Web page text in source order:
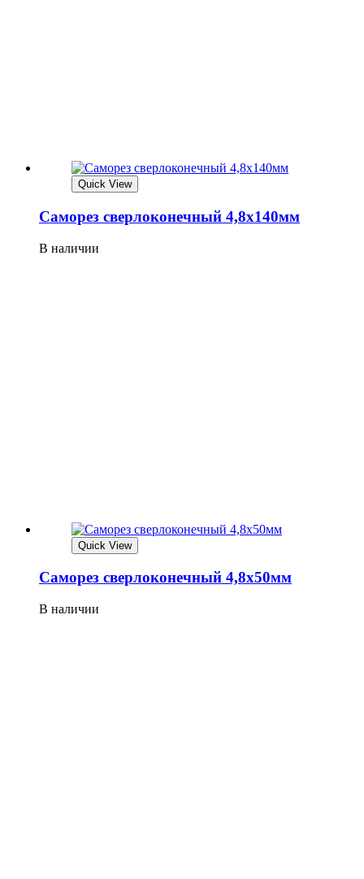
Quick View
Саморез сверлоконечный 4,8х140мм
В наличии
Quick View
Саморез сверлоконечный 4,8х50мм
В наличии